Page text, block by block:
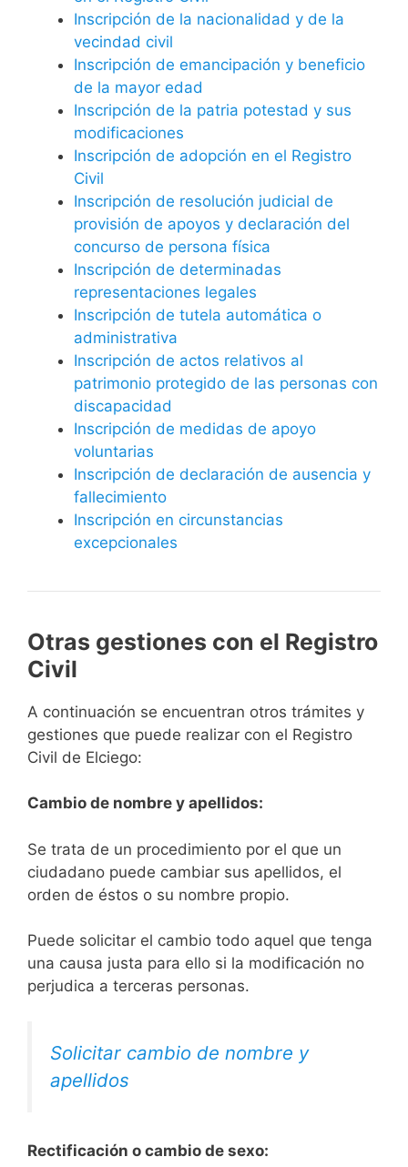
Inscripción de la nacionalidad y de la
vecindad civil
Inscripción de emancipación y beneficio
de la mayor edad
Inscripción de la patria potestad y sus
modificaciones
Inscripción de adopción en el Registro
Civil
Inscripción de resolución judicial de
provisión de apoyos y declaración del
concurso de persona física
Inscripción de determinadas
representaciones legales
Inscripción de tutela automática o
administrativa
Inscripción de actos relativos al
patrimonio protegido de las personas con
discapacidad
Inscripción de medidas de apoyo
voluntarias
Inscripción de declaración de ausencia y
fallecimiento
Inscripción en circunstancias
excepcionales
Otras gestiones con el Registro
Civil
A continuación se encuentran otros trámites y
gestiones que puede realizar con el Registro
Civil de Elciego:
Cambio de nombre y apellidos:
Se trata de un procedimiento por el que un
ciudadano puede cambiar sus apellidos, el
orden de éstos o su nombre propio.
Puede solicitar el cambio todo aquel que tenga
una causa justa para ello si la modificación no
perjudica a terceras personas.
Solicitar cambio de nombre y
apellidos
Rectificación o cambio de sexo: